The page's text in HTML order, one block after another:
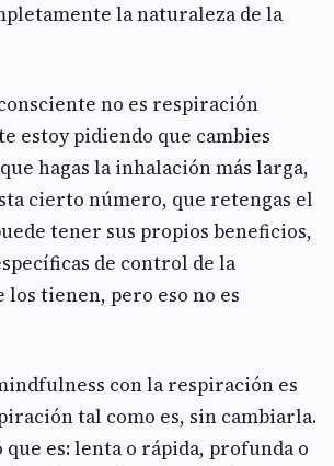
la naturaleza de la
no es respiración
estoy pidiendo que cambies
hagas la inhalación más larga,
cierto número, que retengas el
tener sus propios beneficios,
de control de la
tienen, pero eso no es
con la respiración es
tal como es, sin cambiarla.
que es: lenta o rápida, profunda o